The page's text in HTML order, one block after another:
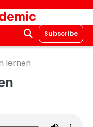
Subscribe
lernen